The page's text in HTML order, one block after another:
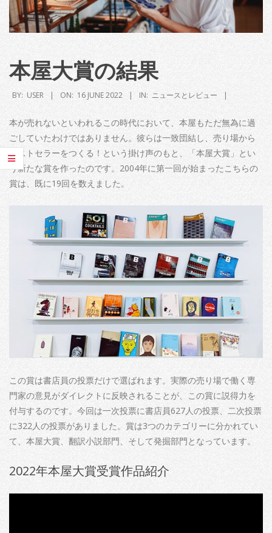
本屋大賞の結果
BY: USER ON: 16 JUNE 2022 IN: ニュースとレビュー
本が売れないといわれるこの時代において、本屋もただ無為に過
ごしていたわけではありません。彼らは一致団結し、売り場から
ベストセラーをつくる！という掛け声のもと、「本屋大賞」とい
う新たな賞を作ったのです。2004年に第一回が始まったこちらの
賞は、既に19回を数えました。
この賞は書店員の投票だけで選ばれます。実際の売り場で働く専
門家の意見がダイレクトに反映されることが、この賞に説得力を
付与するのです。今回は一次投票に書店員627人の投票、二次投票
に322人の投票がありました。賞は3つのカテゴリーに分かれてい
て、本屋大賞、翻訳小説部門、そして発掘部門となっています。
2022年本屋大賞受賞作品紹介